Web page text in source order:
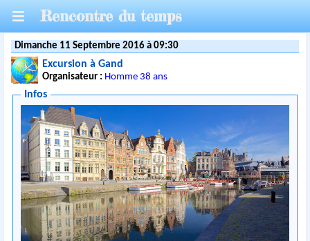
Rencontre du temps
Dimanche 11 Septembre 2016 à 09:30
Excursion à Gand
Organisateur : Homme 38 ans
Infos